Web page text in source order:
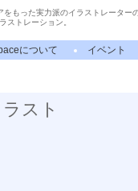
をもった実力派のイラストレーター
ストレーション。
について イベント
スト